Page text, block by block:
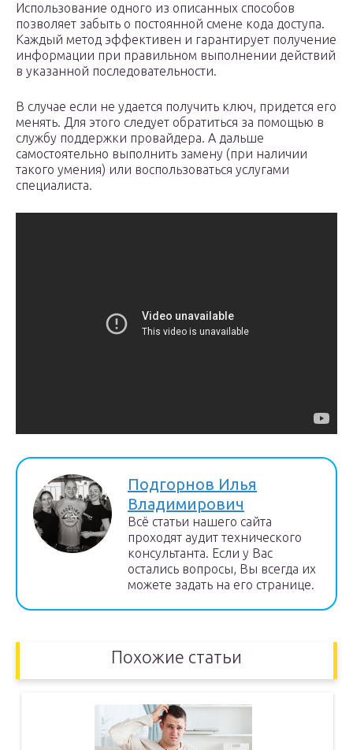
Использование одного из описанных способов
позволяет забыть о постоянной смене кода доступа.
Каждый метод эффективен и гарантирует получение
информации при правильном выполнении действий
в указанной последовательности.
В случае если не удается получить ключ, придется его
менять. Для этого следует обратиться за помощью в
службу поддержки провайдера. А дальше
самостоятельно выполнить замену (при наличии
такого умения) или воспользоваться услугами
специалиста.
Подгорнов Илья
Владимирович
Всё статьи нашего сайта
проходят аудит технического
консультанта. Если у Вас
остались вопросы, Вы всегда их
можете задать на его странице.
Похожие статьи